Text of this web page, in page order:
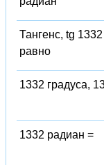
Тангенс, tg
равно
1332 градуса,
1332 радиан =